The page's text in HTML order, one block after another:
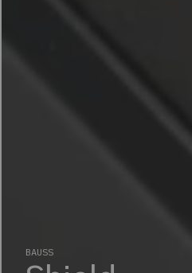
BAUSS